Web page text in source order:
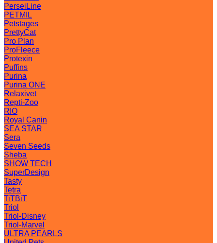
PerseiLine
PETMIL
Petstages
PrettyCat
Pro Plan
ProFleece
Protexin
Puffins
Purina
Purina ONE
Relaxivet
Repti-Zoo
RIO
Royal Canin
SEA STAR
Sera
Seven Seeds
Sheba
SHOW TECH
SuperDesign
Tasty
Tetra
TiTBiT
Triol
Triol-Disney
Triol-Marvel
ULTRA PEARLS